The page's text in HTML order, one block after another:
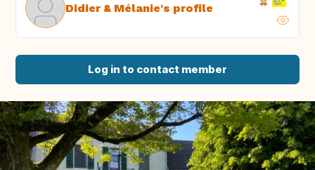
Didier & Mélanie's profile
Log in to contact member